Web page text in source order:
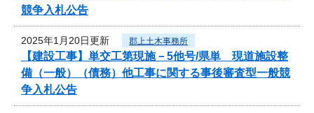
競争入札公告
2025年1月20日更新 郡上土木事務所
【建設工事】単交工第現施－5他号/県単 現道施設整
備（一般）（債務）他工事に関する事後審査型一般競
争入札公告